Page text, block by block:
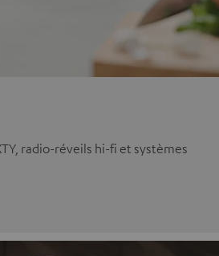
radio-réveils hi-fi et systèmes